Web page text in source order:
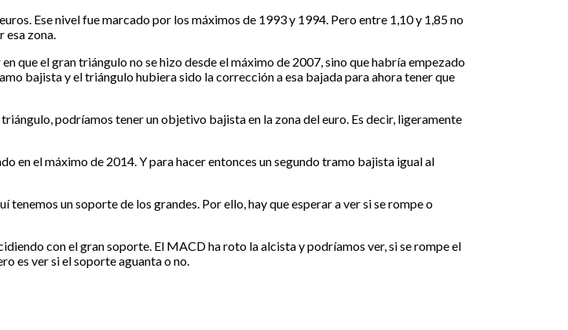
Ese nivel fue marcado por los máximos de 1993 y 1994. Pero entre 1,10 y 1,85 no
zona.
que el gran triángulo no se hizo desde el máximo de 2007, sino que habría empezado
bajista y el triángulo hubiera sido la corrección a esa bajada para ahora tener que
podríamos tener un objetivo bajista en la zona del euro. Es decir, ligeramente
en el máximo de 2014. Y para hacer entonces un segundo tramo bajista igual al
un soporte de los grandes. Por ello, hay que esperar a ver si se rompe o
con el gran soporte. El MACD ha roto la alcista y podríamos ver, si se rompe el
es ver si el soporte aguanta o no.